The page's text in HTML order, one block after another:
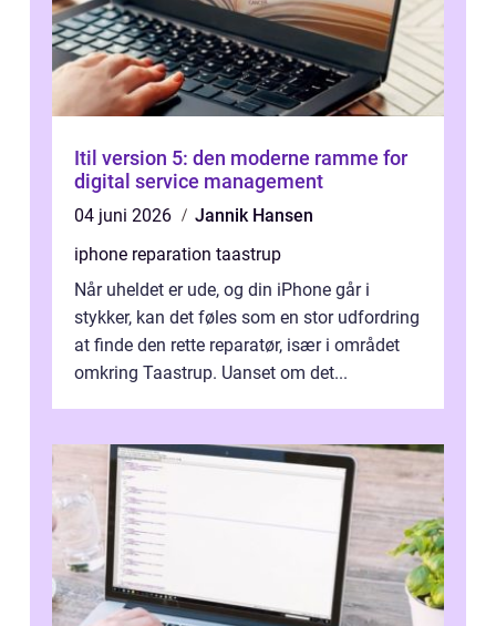
Itil version 5: den moderne ramme for
digital service management
04 juni 2026
Jannik Hansen
iphone reparation taastrup
Når uheldet er ude, og din iPhone går i
stykker, kan det føles som en stor udfordring
at finde den rette reparatør, især i området
omkring Taastrup. Uanset om det...